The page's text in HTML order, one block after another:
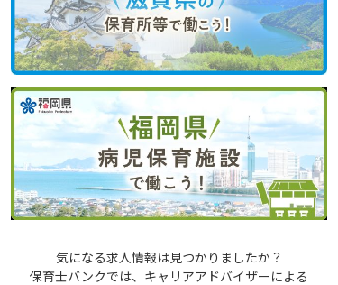
気になる求人情報は見つかりましたか？
保育士バンクでは、キャリアアドバイザーによる